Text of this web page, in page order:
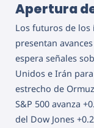
Apertura
Los futuros de los
presentan
espera señales
Unidos e Irán
estrecho de
S&P 500 avanza
del Dow Jones